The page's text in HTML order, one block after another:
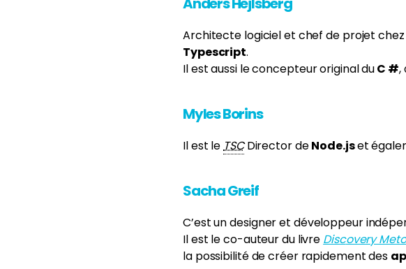
Architecte logiciel et chef de projet
Typescript.
Il est aussi leconcepteur original duC #,
Myles Borins
Il est leTSCDirector deNode.jset
Sacha Greif
C’est un designer et développeur
Il est le co-auteur du livre Discovery
la possibilité de créer rapidement des